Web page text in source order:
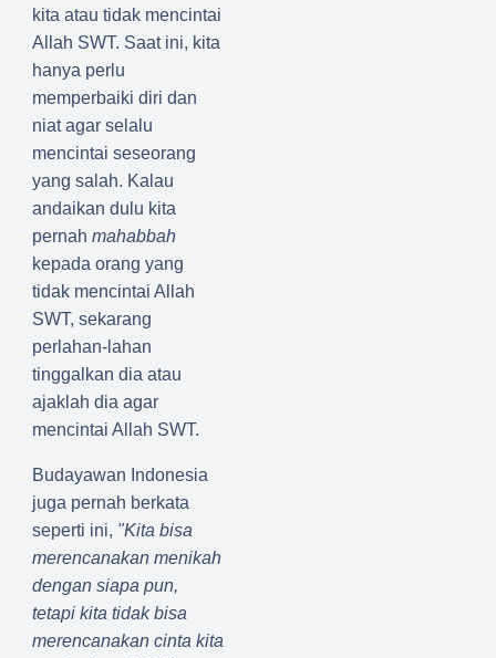
kita atau tidak mencintai
Allah SWT. Saat ini, kita
hanya perlu
memperbaiki diri dan
niat agar selalu
mencintai seseorang
yang salah. Kalau
andaikan dulu kita
pernah mahabbah
kepada orang yang
tidak mencintai Allah
SWT, sekarang
perlahan-lahan
tinggalkan dia atau
ajaklah dia agar
mencintai Allah SWT.
Budayawan Indonesia
juga pernah berkata
seperti ini, "Kita bisa
merencanakan menikah
dengan siapa pun,
tetapi kita tidak bisa
merencanakan cinta kita